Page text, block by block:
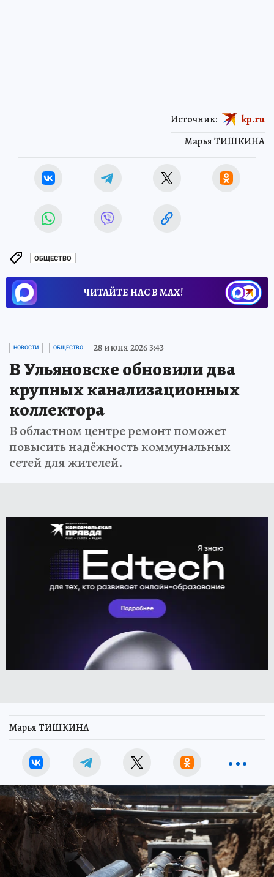
Марья ТИШКИНА
Источник: kp.ru
ОБЩЕСТВО
ЧИТАЙТЕ НАС В МАХ!
НОВОСТИ ОБЩЕСТВО 28 июня 2026 3:43
В Ульяновске обновили два
крупных канализационных
коллектора
В областном центре ремонт поможет
повысить надёжность коммунальных
сетей для жителей.
Марья ТИШКИНА